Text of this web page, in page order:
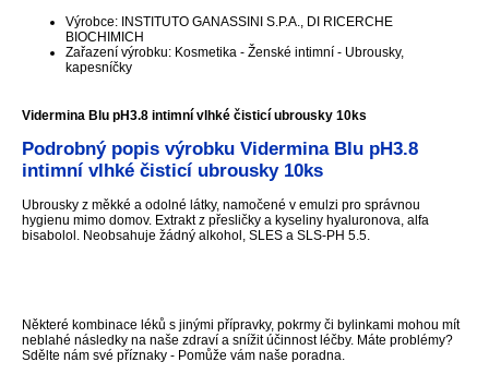
Výrobce: INSTITUTO GANASSINI S.P.A., DI RICERCHE
BIOCHIMICH
Zařazení výrobku: Kosmetika - Ženské intimní - Ubrousky,
kapesníčky
Vidermina Blu pH3.8 intimní vlhké čisticí ubrousky 10ks
Podrobný popis výrobku Vidermina Blu pH3.8
intimní vlhké čisticí ubrousky 10ks
Ubrousky z měkké a odolné látky, namočené v emulzi pro správnou
hygienu mimo domov. Extrakt z přesličky a kyseliny hyaluronova, alfa
bisabolol. Neobsahuje žádný alkohol, SLES a SLS-PH 5.5.
Některé kombinace léků s jinými přípravky, pokrmy či bylinkami mohou mít
neblahé následky na naše zdraví a snížit účinnost léčby. Máte problémy?
Sdělte nám své příznaky - Pomůže vám naše poradna.